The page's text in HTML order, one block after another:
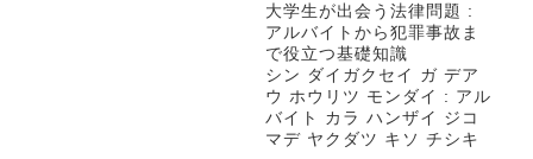
大学生が出会う法律問題 :
アルバイトから犯罪事故ま
で役立つ基礎知識
シン ダイガクセイ ガ デア
ウ ホウリツ モンダイ : アル
バイト カラ ハンザイ ジコ
マデ ヤクダツ キソ チシキ